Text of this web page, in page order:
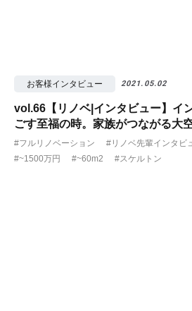
お客様インタビュー 2021.05.02
vol.66【リノベ|インタビュー】イ
ごす至福の時。家族がつながる大
#フルリノベーション #リノベ先輩インタビ
#~1500万円
#~60m2 #スケルトン